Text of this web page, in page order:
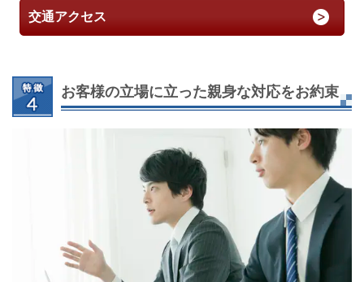
交通アクセス
お客様の立場に立った親身な対応をお約束